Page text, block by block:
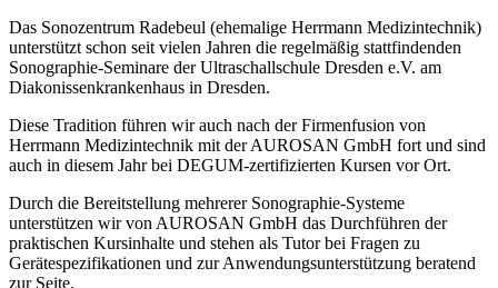
Das Sonozentrum Radebeul (ehemalige Herrmann Medizintechnik)
unterstützt schon seit vielen Jahren die regelmäßig stattfindenden
Sonographie-Seminare der Ultraschallschule Dresden e.V. am
Diakonissenkrankenhaus in Dresden.
Diese Tradition führen wir auch nach der Firmenfusion von
Herrmann Medizintechnik mit der AUROSAN GmbH fort und sind
auch in diesem Jahr bei DEGUM-zertifizierten Kursen vor Ort.
Durch die Bereitstellung mehrerer Sonographie-Systeme
unterstützen wir von AUROSAN GmbH das Durchführen der
praktischen Kursinhalte und stehen als Tutor bei Fragen zu
Gerätespezifikationen und zur Anwendungsunterstützung beratend
zur Seite.